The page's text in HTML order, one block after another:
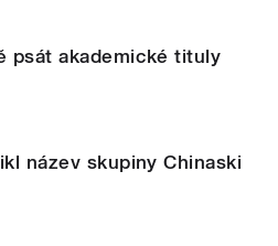
psát akademické tituly
název skupiny Chinaski